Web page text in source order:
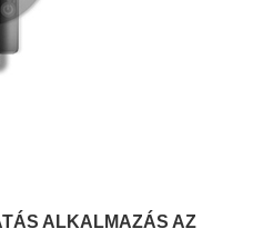
ALKALMAZÁS AZ